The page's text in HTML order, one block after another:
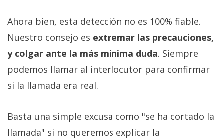
Ahora bien, esta detección no es 100% fiable.
Nuestro consejo es extremar las precauciones,
y colgar ante la más mínima duda. Siempre
podemos llamar al interlocutor para confirmar
si la llamada era real.
Basta una simple excusa como "se ha cortado la
llamada" si no queremos explicar la